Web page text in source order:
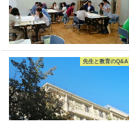
先生と教育のQ&A